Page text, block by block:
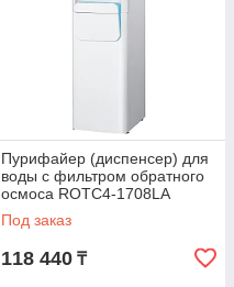
Пурифайер (диспенсер) для
воды с фильтром обратного
осмоса ROTC4-1708LA
Под заказ
118 440 ₸